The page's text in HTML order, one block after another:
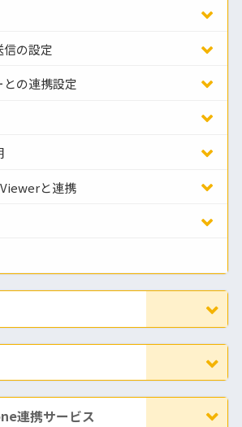
信の設定
の連携設定
と連携
連携サービス